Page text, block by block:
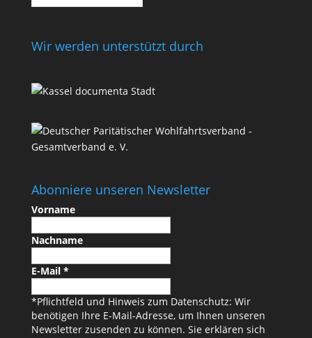
Wir werden unterstützt durch
Abonniere unseren Newsletter
Vorname
Nachname
E-Mail *
*Pflichtfeld und Hinweis zum Datenschutz: Wir
benötigen Ihre E-Mail-Adresse, um Ihnen unseren
Newsletter zusenden zu können. Sie erklären sich